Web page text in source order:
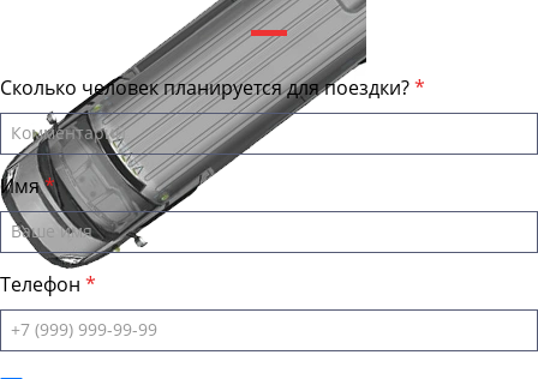
Сколько человек планируется для поездки?
Имя
Телефон